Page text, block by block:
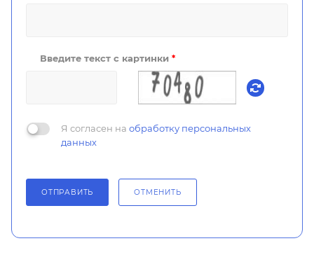
Введите текст с картинки *
Я согласен на обработку персональных
данных
ОТПРАВИТЬ ОТМЕНИТЬ